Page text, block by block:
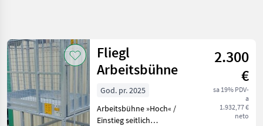
Kategorija 4 Država
TRENUTNA
STAZA
Izgradnja
Poništi
11
rezultata
Fliegl
Arbeitsbühne
2.300
€
sa 19% PDV-
a
1.932,77 €
neto
God. pr. 2025
Arbeitsbühne »Hoch« /
Einstieg seitlich